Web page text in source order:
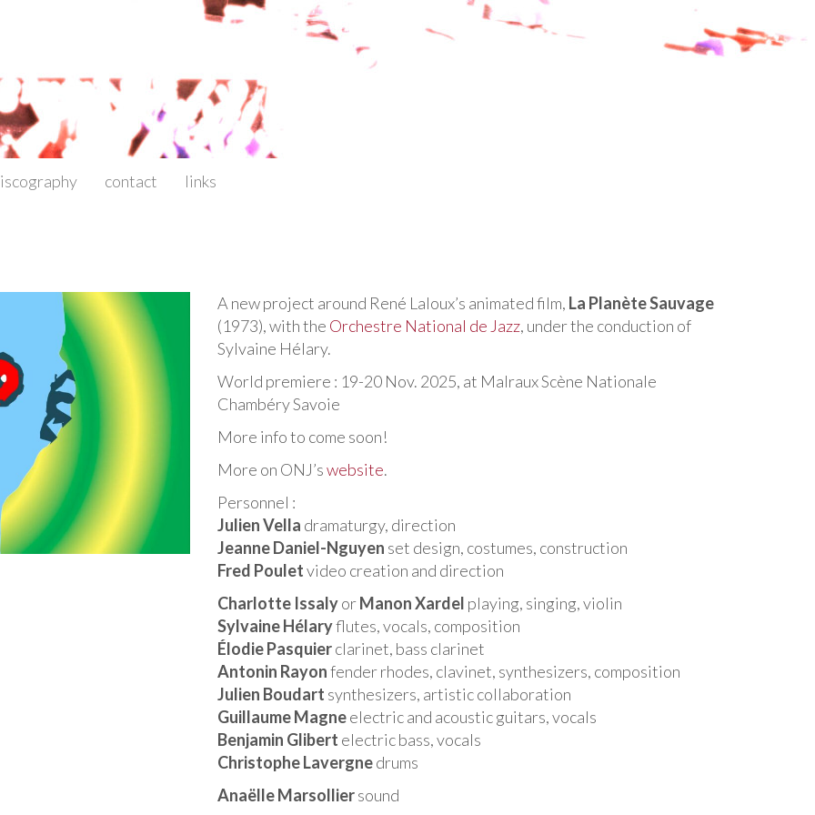
contact links
A new project around René Laloux’s animated film, La Planète Sauvage
(1973), with the Orchestre National de Jazz, under the conduction of
Sylvaine Hélary.
World premiere : 19-20 Nov. 2025, at Malraux Scène Nationale
Chambéry Savoie
More info to come soon!
More on ONJ’swebsite.
Personnel :
Julien Vella dramaturgy, direction
Jeanne Daniel-Nguyen set design, costumes, construction
Fred Pouletvideo creation and direction
Charlotte IssalyorManon Xardel playing, singing, violin
Sylvaine Hélaryflutes, vocals, composition
Élodie Pasquierclarinet, bass clarinet
Antonin Rayonfender rhodes, clavinet, synthesizers, composition
Julien Boudart synthesizers, artistic collaboration
Guillaume Magneelectric and acoustic guitars, vocals
Benjamin Glibert electric bass, vocals
Christophe Lavergnedrums
Anaëlle Marsolliersound